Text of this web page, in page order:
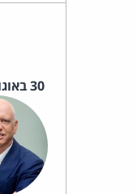
30 באוגוסט 2005